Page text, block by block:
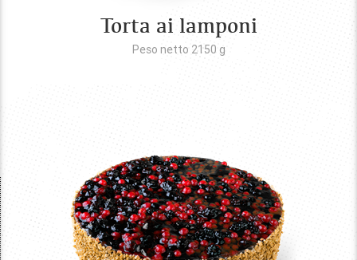
Torta ai lamponi
Peso netto 2150 g